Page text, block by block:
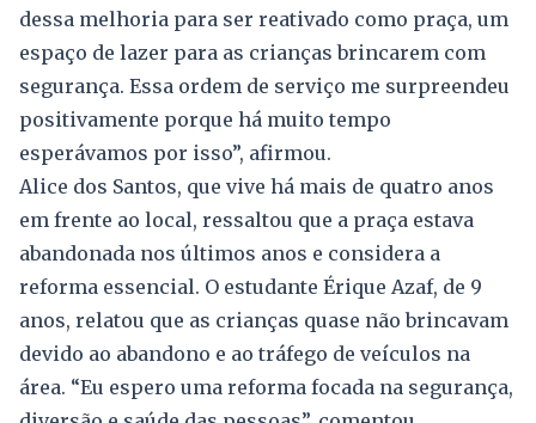
dessa melhoria para ser reativado como praça, um
espaço de lazer para as crianças brincarem com
segurança. Essa ordem de serviço me surpreendeu
positivamente porque há muito tempo
esperávamos por isso”, afirmou.
Alice dos Santos, que vive há mais de quatro anos
em frente ao local, ressaltou que a praça estava
abandonada nos últimos anos e considera a
reforma essencial. O estudante Érique Azaf, de 9
anos, relatou que as crianças quase não brincavam
devido ao abandono e ao tráfego de veículos na
área. “Eu espero uma reforma focada na segurança,